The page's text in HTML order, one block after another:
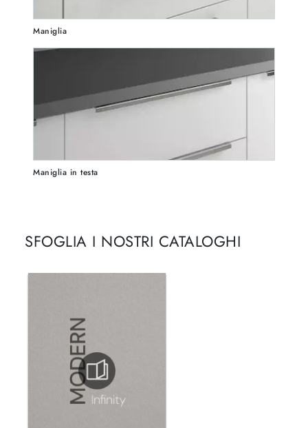
Maniglia
Maniglia in testa
SFOGLIA I NOSTRI CATALOGHI